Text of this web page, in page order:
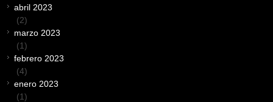
abril 2023
(2)
marzo 2023
(1)
febrero 2023
(4)
enero 2023
(1)